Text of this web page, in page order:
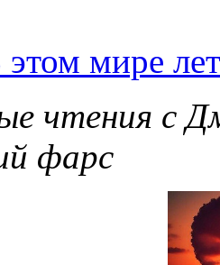
этом мире
чтения с
фарс